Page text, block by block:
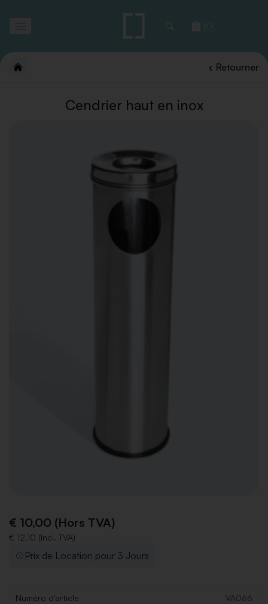
(0)
Retourner
Cendrier haut en inox
€ 10,00 (Hors TVA)
€ 12,10 (Incl. TVA)
Prix de Location pour 3 Jours
Numéro d'article VA066